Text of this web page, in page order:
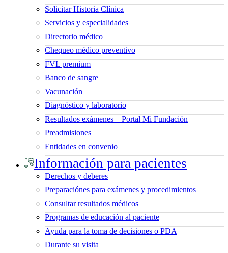
Solicitar Historia Clínica
Servicios y especialidades
Directorio médico
Chequeo médico preventivo
FVL premium
Banco de sangre
Vacunación
Diagnóstico y laboratorio
Resultados exámenes – Portal Mi Fundación
Preadmisiones
Entidades en convenio
Información para pacientes
Derechos y deberes
Preparaciónes para exámenes y procedimientos
Consultar resultados médicos
Programas de educación al paciente
Ayuda para la toma de decisiones o PDA
Durante su visita